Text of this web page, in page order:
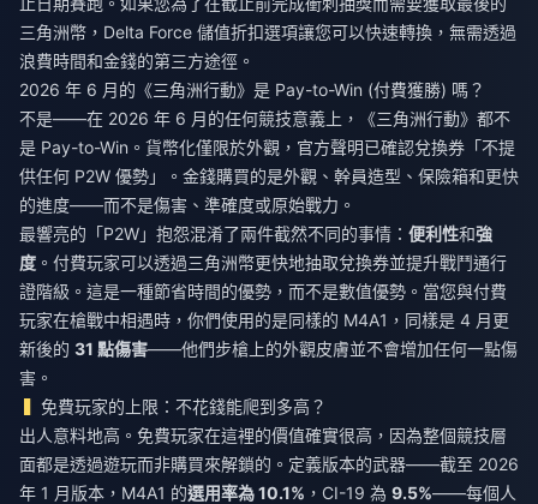
三角洲幣， Delta Force 儲值折扣選項讓您可以快速轉換，無需透過
浪費時間和金錢的第三方途徑。
2026 年 6 月的《三角洲行動》是 Pay-to-Win (付費獲勝) 嗎？
不是——在 2026 年 6 月的任何競技意義上，《三角洲行動》都不
是 Pay-to-Win。貨幣化僅限於外觀，官方聲明已確認兌換券「不提
供任何 P2W 優勢」。金錢購買的是外觀、幹員造型、保險箱和更快
的進度——而不是傷害、準確度或原始戰力。
最響亮的「P2W」抱怨混淆了兩件截然不同的事情： 便利性和強
度 。付費玩家可以透過三角洲幣更快地抽取兌換券並提升戰鬥通行
證階級。這是一種節省時間的優勢，而不是數值優勢。當您與付費
玩家在槍戰中相遇時，你們使用的是同樣的 M4A1，同樣是 4 月更
新後的 31 點傷害——他們步槍上的外觀皮膚並不會增加任何一點傷
害。
免費玩家的上限：不花錢能爬到多高？
出人意料地高。免費玩家在這裡的價值確實很高，因為整個競技層
面都是透過遊玩而非購買來解鎖的。定義版本的武器——截至 2026
年 1 月版本，M4A1 的選用率為 10.1% ，CI-19 為 9.5%——每個人